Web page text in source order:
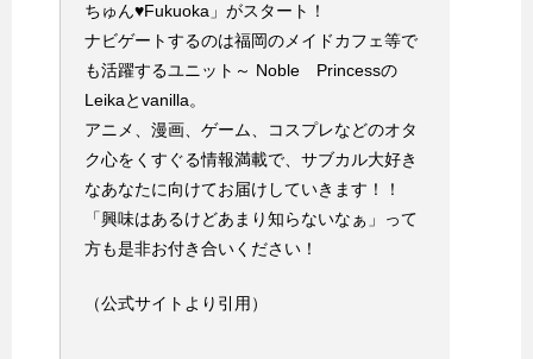
ちゅん♥Fukuoka」がスタート！
ナビゲートするのは福岡のメイドカフェ等で
も活躍するユニット～ Noble Princessの
Leikaとvanilla。
アニメ、漫画、ゲーム、コスプレなどのオタ
ク心をくすぐる情報満載で、サブカル大好き
なあなたに向けてお届けしていきます！！
「興味はあるけどあまり知らないなぁ」って
方も是非お付き合いください！
（公式サイトより引用）